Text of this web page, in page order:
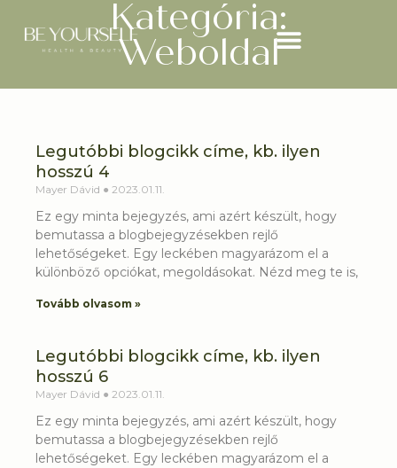
Kategória:
Weboldal
Legutóbbi blogcikk címe, kb. ilyen
hosszú 4
Mayer Dávid 2023.01.11.
Ez egy minta bejegyzés, ami azért készült, hogy
bemutassa a blogbejegyzésekben rejlő
lehetőségeket. Egy leckében magyarázom el a
különböző opciókat, megoldásokat. Nézd meg te is,
Tovább olvasom »
Legutóbbi blogcikk címe, kb. ilyen
hosszú 6
Mayer Dávid 2023.01.11.
Ez egy minta bejegyzés, ami azért készült, hogy
bemutassa a blogbejegyzésekben rejlő
lehetőségeket. Egy leckében magyarázom el a